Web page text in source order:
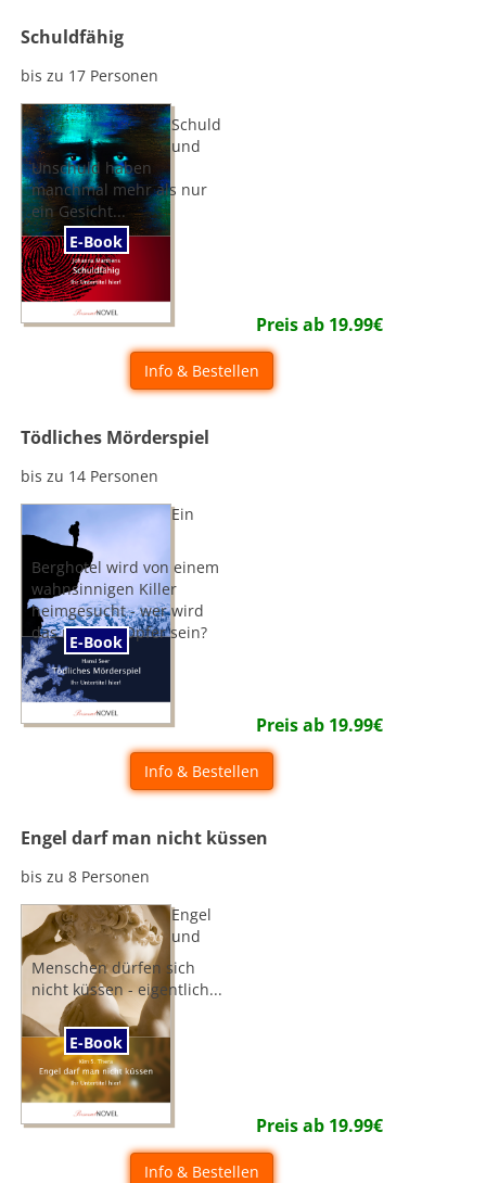
Schuldfähig
bis zu 17 Personen
E-Book
Schuld
und
Unschuld haben
manchmal mehr als nur
ein Gesicht...
Preis ab 19.99€
Info & Bestellen
Tödliches Mörderspiel
bis zu 14 Personen
E-Book
Ein
Berghotel wird von einem
wahnsinnigen Killer
heimgesucht - wer wird
das nächste Opfer sein?
Preis ab 19.99€
Info & Bestellen
Engel darf man nicht küssen
bis zu 8 Personen
E-Book
Engel
und
Menschen dürfen sich
nicht küssen - eigentlich...
Preis ab 19.99€
Info & Bestellen